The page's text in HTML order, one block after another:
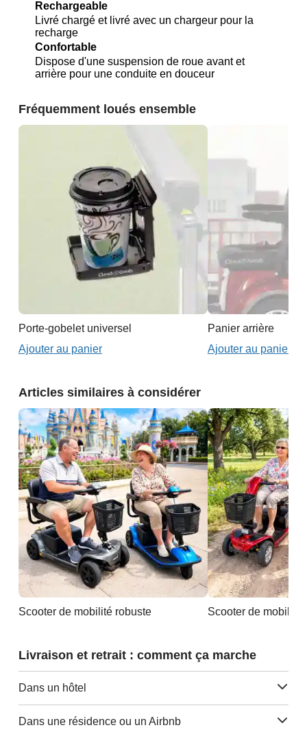
Rechargeable
Livré chargé et livré avec un chargeur pour la
recharge
Confortable
Dispose d'une suspension de roue avant et
arrière pour une conduite en douceur
Fréquemment loués ensemble
Porte-gobelet universel
Ajouter au panier
Panier arrière
Ajouter au panier
Articles similaires à considérer
Scooter de mobilité robuste
Livraison et retrait : comment ça marche
Dans un hôtel
Dans une résidence ou un Airbnb